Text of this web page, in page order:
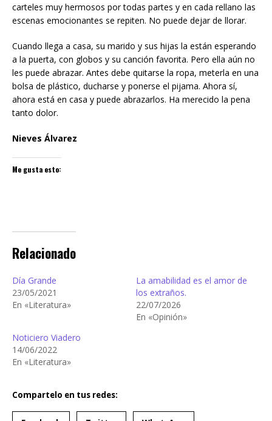
carteles muy hermosos por todas partes y en cada rellano las
escenas emocionantes se repiten. No puede dejar de llorar.
Cuando llega a casa, su marido y sus hijas la están esperando
a la puerta, con globos y su canción favorita. Pero ella aún no
les puede abrazar. Antes debe quitarse la ropa, meterla en una
bolsa de plástico, ducharse y ponerse el pijama. Ahora sí,
ahora está en casa y puede abrazarlos. Ha merecido la pena
tanto dolor.
Nieves Álvarez
Me gusta esto:
Relacionado
Día Grande
23/05/2021
En «Literatura»
La amabilidad es el amor de
los extraños.
22/07/2026
En «Opinión»
Noticiero Viadero
14/06/2022
En «Literatura»
Compartelo en tus redes: